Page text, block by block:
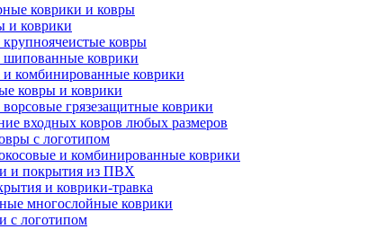
коврики и ковры
и коврики
ковры
шипованные коврики
и комбинированные коврики
ковры и коврики
грязезащитные коврики
входных ковров любых размеров
с логотипом
и комбинированные коврики
и покрытия из ПВХ
и коврики-травка
многослойные коврики
с логотипом